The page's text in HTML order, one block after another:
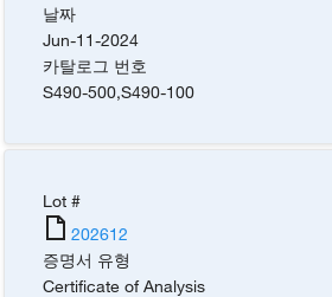
날짜
Jun-11-2024
카탈로그 번호
S490-500,S490-100
Lot #
202612
증명서 유형
Certificate of Analysis